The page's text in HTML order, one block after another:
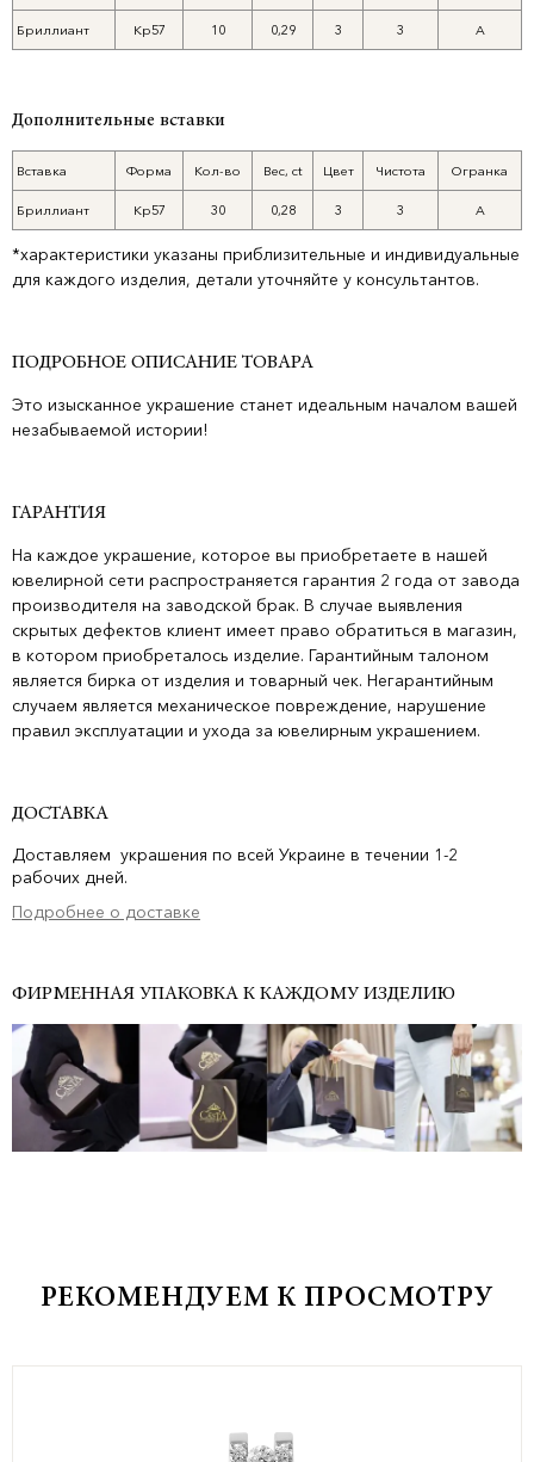
Бриллиант Кр57 10 0,29 3 3 А
Дополнительные вставки
Вставка Форма Кол-во Вес, ct Цвет Чистота Огранка
Бриллиант Кр57 30 0,28 3 3 А
*характеристики указаны приблизительные и индивидуальные
для каждого изделия, детали уточняйте у консультантов.
ПОДРОБНОЕ ОПИСАНИЕ ТОВАРА
Это изысканное украшение станет идеальным началом вашей
незабываемой истории!
ГАРАНТИЯ
На каждое украшение, которое вы приобретаете в нашей
ювелирной сети распространяется гарантия 2 года от завода
производителя на заводской брак. В случае выявления
скрытых дефектов клиент имеет право обратиться в магазин,
в котором приобреталось изделие. Гарантийным талоном
является бирка от изделия и товарный чек. Негарантийным
случаем является механическое повреждение, нарушение
правил эксплуатации и ухода за ювелирным украшением.
ДОСТАВКА
Доставляем украшения по всей Украине в течении 1-2
рабочих дней.
Подробнее о доставке
ФИРМЕННАЯ УПАКОВКА К КАЖДОМУ ИЗДЕЛИЮ
РЕКОМЕНДУЕМ К ПРОСМОТРУ